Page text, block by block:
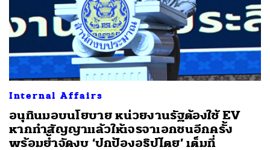
Internal Affairs
อนุทินมอบนโยบาย หน่วยงานรัฐต้องใช้ EV
หากทำสัญญาแล้วให้เจรจาเอกชนอีกครั้ง
พร้อมย้ำจัดงบ ‘ปกป้องอธิปไตย’ เต็มที่